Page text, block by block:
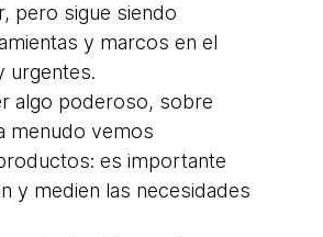
pero sigue siendo
y marcos en el
urgentes.
algo poderoso, sobre
menudo vemos
es importante
y medien las necesidades